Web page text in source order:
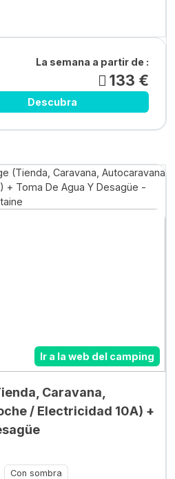
La semana a partir de :
133 €
Descubra
Ir a la web del camping
Caravana,
/ Electricidad 10A) +
Con sombra